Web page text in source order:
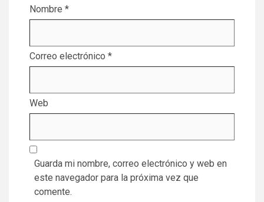
Nombre *
Correo electrónico *
Web
Guarda mi nombre, correo electrónico y web en
este navegador para la próxima vez que
comente.